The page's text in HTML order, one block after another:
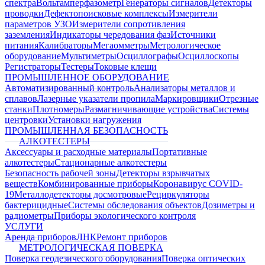
спектраВольтамперфазометрГенераторы сигналовДетекторы
проводкиДефектопоисковые комплексыИзмерители
параметров УЗОИзмерители сопротивления
заземленияИндикаторы чередования фазИсточники
питанияКалибраторыМегаомметрыМетрологическое
оборудованиеМультиметрыОсциллографыОсциллоскопы
РегистраторыТестерыТоковые клещи
ПРОМЫШЛЕННОЕ ОБОРУДОВАНИЕ
Автоматизированный контрольАнализаторы металлов и
сплавовЛазерные указатели пропилаМаркировщикиОтрезные
станкиПлотномерыРазмагничивающие устройстваСистемы
центровкиУстановки нагружения
ПРОМЫШЛЕННАЯ БЕЗОПАСНОСТЬ
АЛКОТЕСТЕРЫ
Аксессуары и расходные материалыПортативные
алкотестерыСтационарные алкотестеры
Безопасность рабочей зоныДетекторы взрывчатых
веществКомбинированные приборыКоронавирус COVID-
19Металлодетекторы досмотровыеРециркуляторы
бактерицидныеСистемы обследования объектовДозиметры и
радиометрыПриборы экологического контроля
УСЛУГИ
Аренда приборовЛНКРемонт приборов
МЕТРОЛОГИЧЕСКАЯ ПОВЕРКА
Поверка геодезического оборудованияПоверка оптических